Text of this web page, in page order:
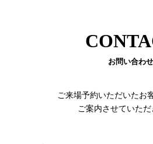
お問い合わせ
ご来場予約いただいたお
ご案内させていただ